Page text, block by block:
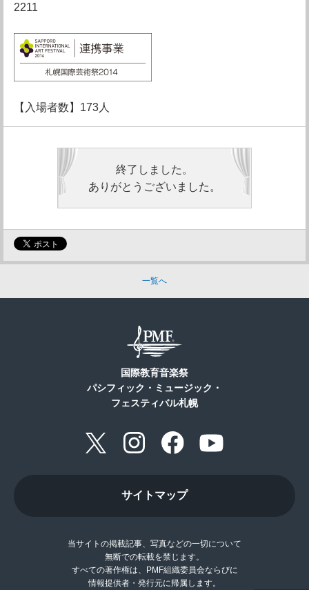
2211
【入場者数】173人
終了しました。
ありがとうございました。
一覧へ
国際教育音楽祭
パシフィック・ミュージック・
フェスティバル札幌
サイトマップ
当サイトの掲載記事、写真などの一切について
無断での転載を禁じます。
すべての著作権は、PMF組織委員会ならびに
情報提供者・発行元に帰属します。